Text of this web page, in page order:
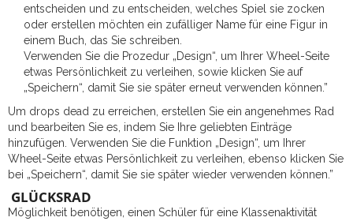
entscheiden und zu entscheiden, welches Spiel sie zocken
oder erstellen möchten ein zufälliger Name für eine Figur in
einem Buch, das Sie schreiben.
Verwenden Sie die Prozedur „Design“, um Ihrer Wheel-Seite
etwas Persönlichkeit zu verleihen, sowie klicken Sie auf
„Speichern“, damit Sie sie später erneut verwenden können.”
Um drops dead zu erreichen, erstellen Sie ein angenehmes Rad
und bearbeiten Sie es, indem Sie Ihre geliebten Einträge
hinzufügen. Verwenden Sie die Funktion „Design“, um Ihrer
Wheel-Seite etwas Persönlichkeit zu verleihen, ebenso klicken Sie
bei „Speichern“, damit Sie sie später wieder verwenden können.”
GLÜCKSRAD
Möglichkeit benötigen, einen Schüler für eine Klassenaktivität